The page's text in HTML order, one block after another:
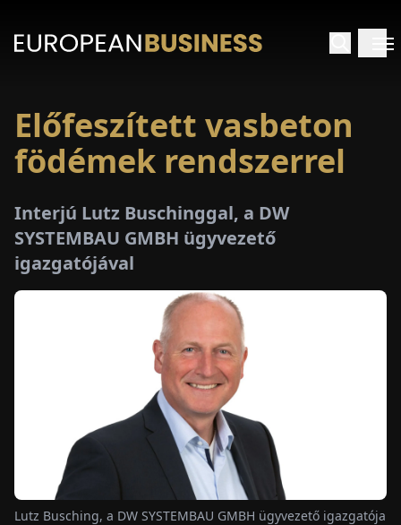
Előfeszített vasbeton
födémek rendszerrel
Interjú Lutz Buschinggal, a DW
SYSTEMBAU GMBH ügyvezető
igazgatójával
Lutz Busching, a DW SYSTEMBAU GMBH ügyvezető igazgatója